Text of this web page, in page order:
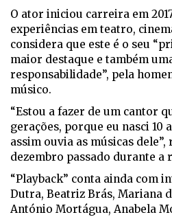
O ator iniciou carreira em
experiências em teatro,
considera que este é o seu
maior destaque e também
responsabilidade”, pela
músico.
“Estou a fazer de um cantor
gerações, porque eu nasci 10
assim ouvia as músicas
dezembro passado durante a
“Playback” conta ainda com
Dutra, Beatriz Brás, Mariana
António Mortágua, Anabela